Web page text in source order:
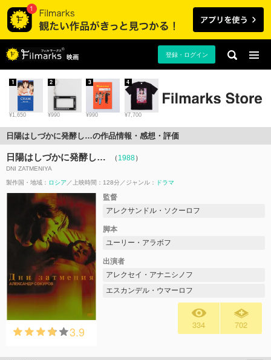
映画 登録・ログイン
¥1,650
1
¥990
2
¥990
3
¥7,700
4
日陽はしづかに発酵し…の作品情報・感想・評価
日陽はしづかに発酵し… （ 1988）
DNI ZATMENIYA
製作国・地域： ロシア 上映時間：128分 ジャンル： ドラマ
3.9
監督
アレクサンドル・ソクーロフ
脚本
ユーリー・アラボフ
出演者
アレクセイ・アナニシノフ
エスカンデル・ウマーロフ
334 702